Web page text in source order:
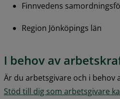
Finnvedens
Region Jönköpings län
I behov av
Är du arbetsgivare och i behov
Stöd till dig som arbetsgivare